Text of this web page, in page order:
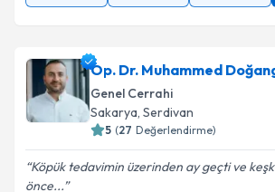
Op. Dr. Muhammed
Genel Cerrahi
Sakarya, Serdivan
5 (27 Değerlendirme)
Köpük tedavimin üzerinden ay geçti ve
önce...